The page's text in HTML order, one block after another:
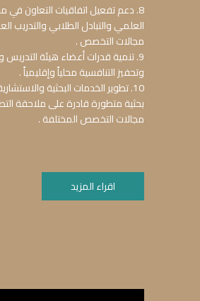
8. دعم تفعيل اتفاقيات التعاون في
العلمي والتبادل الطلابي والتدریب
مجالات التخصص .
9. تنمیة قدرات أعضاء هیئة التدریس
وتحفيز التنافسیة محلیاً وإقليمياً .
10. تطویر الخدمات البحثیة
بحثیة متطورة قادرة على ملاحقة
مجالات التخصص المختلفة .
اقراء المزيد